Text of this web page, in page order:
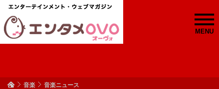
MENU
音楽 音楽ニュース